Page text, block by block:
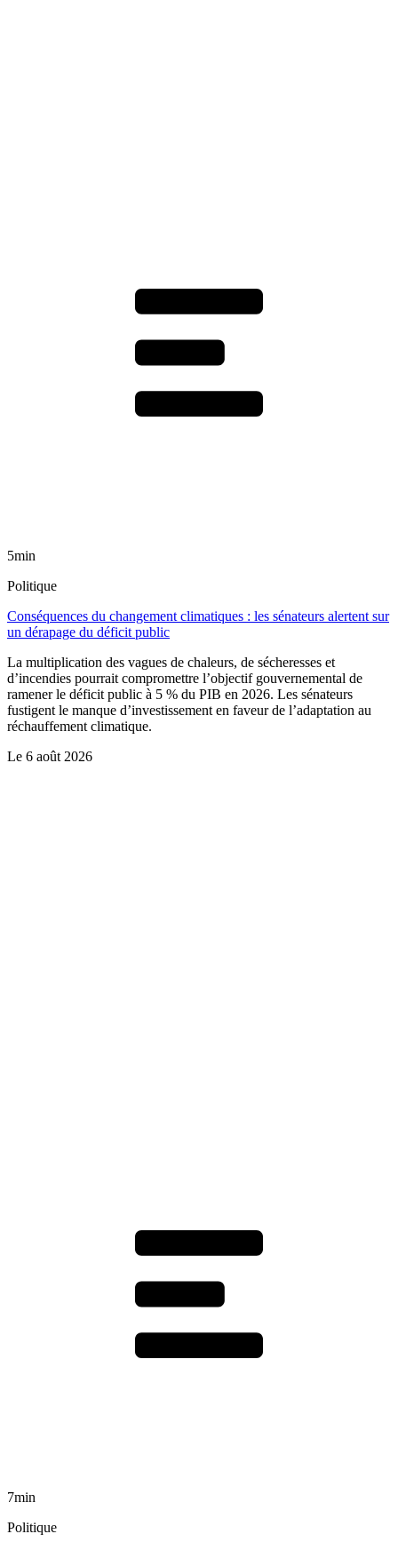
5min
Politique
Conséquences du changement climatiques : les sénateurs alertent sur
un dérapage du déficit public
La multiplication des vagues de chaleurs, de sécheresses et
d’incendies pourrait compromettre l’objectif gouvernemental de
ramener le déficit public à 5 % du PIB en 2026. Les sénateurs
fustigent le manque d’investissement en faveur de l’adaptation au
réchauffement climatique.
Le 6 août 2026
7min
Politique